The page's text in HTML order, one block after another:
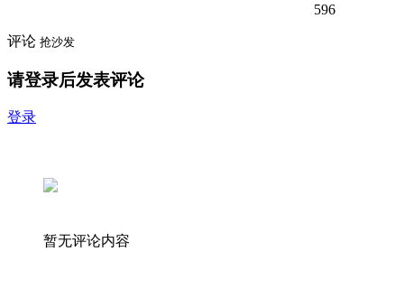
596
评论 抢沙发
请登录后发表评论
登录
暂无评论内容